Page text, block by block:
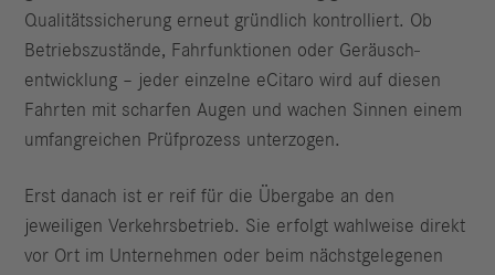
Qualitätssicherung erneut gründlich kontrolliert. Ob
Betriebszustände, Fahrfunktionen oder Geräusch­
entwicklung – jeder einzelne eCitaro wird auf diesen
Fahrten mit scharfen Augen und wachen Sinnen einem
umfangreichen Prüfprozess unterzogen.
Erst danach ist er reif für die Übergabe an den
jeweiligen Verkehrsbetrieb. Sie erfolgt wahlweise direkt
vor Ort im Unternehmen oder beim nächstgelegenen